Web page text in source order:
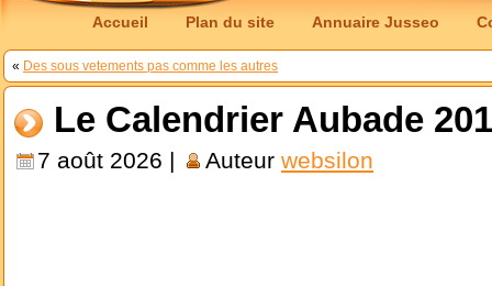
Accueil Plan du site Annuaire Jusseo
« Des sous vetements pas comme les autres
Le Calendrier Aubade
7 août 2026 | Auteur websilon